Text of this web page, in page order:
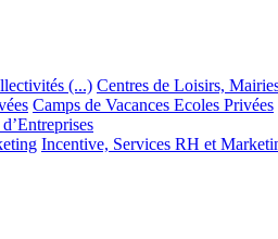
(...) Centres de Loisirs,
Camps de Vacances Ecoles Privées
Incentive, Services RH et